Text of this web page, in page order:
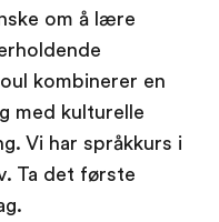
om å lære
kombinerer en
med kulturelle
Vi har språkkurs i
Ta det første